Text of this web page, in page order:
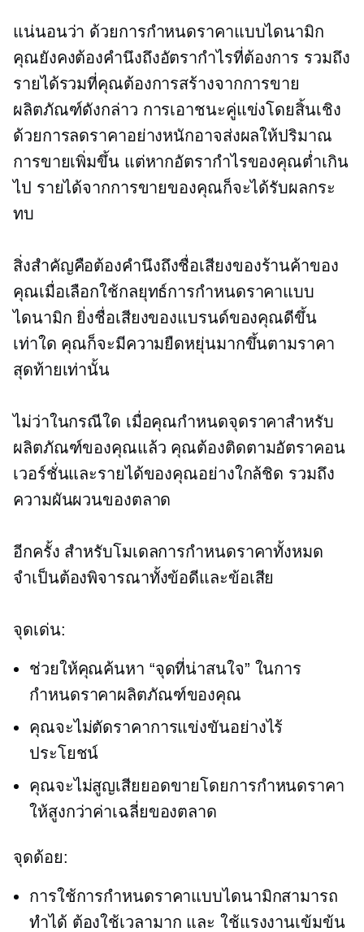
แน่นอนว่า ด้วยการกำหนดราคาแบบไดนามิก
คุณยังคงต้องคำนึงถึงอัตรากำไรที่ต้องการ รวมถึง
รายได้รวมที่คุณต้องการสร้างจากการขาย
ผลิตภัณฑ์ดังกล่าว การเอาชนะคู่แข่งโดยสิ้นเชิง
ด้วยการลดราคาอย่างหนักอาจส่งผลให้ปริมาณ
การขายเพิ่มขึ้น แต่หากอัตรากำไรของคุณต่ำเกิน
ไป รายได้จากการขายของคุณก็จะได้รับผลกระ
ทบ
สิ่งสำคัญคือต้องคำนึงถึงชื่อเสียงของร้านค้าของ
คุณเมื่อเลือกใช้กลยุทธ์การกำหนดราคาแบบ
ไดนามิก ยิ่งชื่อเสียงของแบรนด์ของคุณดีขึ้น
เท่าใด คุณก็จะมีความยืดหยุ่นมากขึ้นตามราคา
สุดท้ายเท่านั้น
ไม่ว่าในกรณีใด เมื่อคุณกำหนดจุดราคาสำหรับ
ผลิตภัณฑ์ของคุณแล้ว คุณต้องติดตามอัตราคอน
เวอร์ชั่นและรายได้ของคุณอย่างใกล้ชิด รวมถึง
ความผันผวนของตลาด
อีกครั้ง สำหรับโมเดลการกำหนดราคาทั้งหมด
จำเป็นต้องพิจารณาทั้งข้อดีและข้อเสีย
จุดเด่น:
ช่วยให้คุณค้นหา “จุดที่น่าสนใจ” ในการ
กำหนดราคาผลิตภัณฑ์ของคุณ
คุณจะไม่ตัดราคาการแข่งขันอย่างไร้
ประโยชน์
คุณจะไม่สูญเสียยอดขายโดยการกำหนดราคา
ให้สูงกว่าค่าเฉลี่ยของตลาด
จุดด้อย:
การใช้การกำหนดราคาแบบไดนามิกสามารถ
ทำได้ ต้องใช้เวลามาก และ ใช้แรงงานเข้มข้น